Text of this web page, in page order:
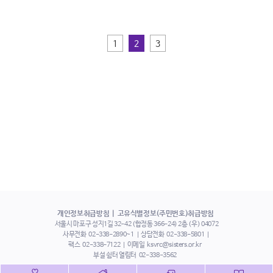
1 2 3
개인정보취급방침 고유식별정보(주민번호)취급방침
서울시 마포구 성지1길 32-42 (합정동 366-24) 2층 (우) 04072
사무전화 02-338-2890~1 상담전화 02-338-5801
팩스 02-338-7122 이메일 ksvrc@sisters.or.kr
부설 쉼터 열림터 02-338-3562